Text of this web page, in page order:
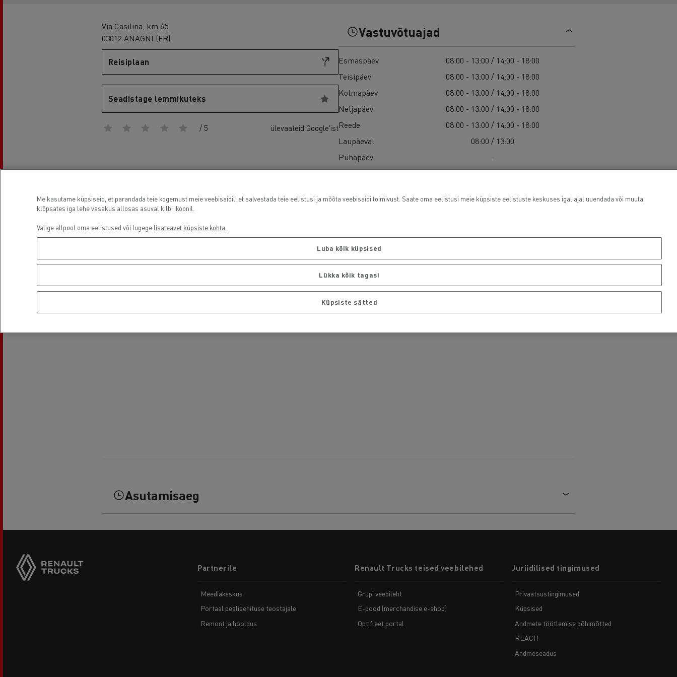
Renault Trucks D
Via Casilina, km 65
03012 ANAGNI (FR)
Reisiplaan
Seadistage lemmikuteks
/ 5 ülevaateid Google'ist
Vastuvõtuajad
Esmaspäev
08:00 - 13:00 / 14:00 - 18:00
Teisipäev
08:00 - 13:00 / 14:00 - 18:00
Kolmapäev
08:00 - 13:00 / 14:00 - 18:00
Neljapäev
08:00 - 13:00 / 14:00 - 18:00
Reede
08:00 - 13:00 / 14:00 - 18:00
Laupäeval
08:00 / 13:00
Pühapäev
-
Asukoht
Asutamisaeg
menuPartnerile
Meediakeskus
Portaal pealisehituse teostajale
Remont ja hooldus
Renault Trucks teised veebilehed
Grupi veebileht
E-pood (merchandise e-shop)
Optifleet portal
Juriidilised tingimused
Privaatsustingimused
Küpsised
Andmete töötlemise põhimõtted
REACH
Andmeseadus
Me kasutame küpsiseid, et parandada teie kogemust meie veebisaidil, et salvestada teie eelistusi ja mõõta veebisaidi toimivust. Saate oma eelistusi meie küpsiste eelistuste keskuses igal ajal uuendada või muuta,
klõpsates iga lehe vasakus allosas asuval kilbi ikoonil.
Valige allpool oma eelistused või lugege lisateavet küpsiste kohta.
Luba kõik küpsised
Lükka kõik tagasi
Küpsiste sätted